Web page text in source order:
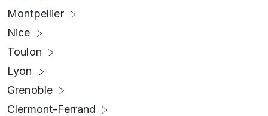
Montpellier
Nice
Toulon
Lyon
Grenoble
Clermont-Ferrand